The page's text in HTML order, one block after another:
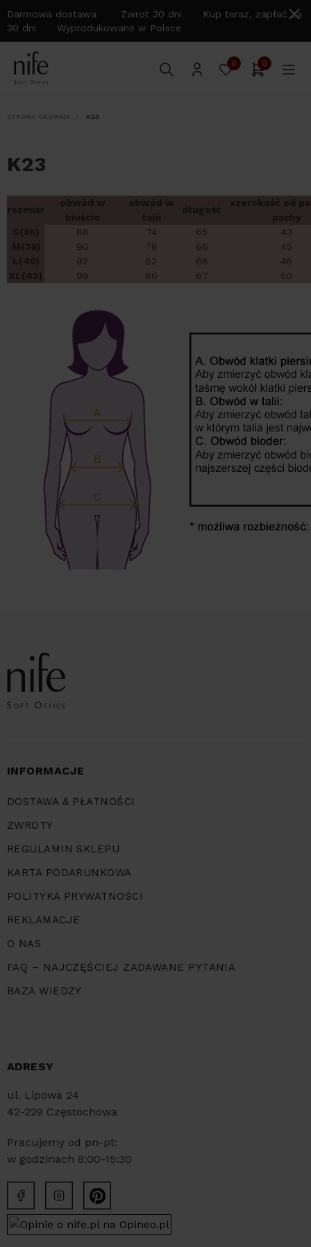
Darmowa dostawa Zwrot 30 dni Kup teraz, zapłać za
30 dni Wyprodukowane w Polsce
0 0
STRONA GŁÓWNA K23
K23
rozmiar
obwód w
biuście
obwód w
talii
długość
szerokość od
pachy
S(36)
88 74 65
43
M(38)
90 78 66
45
L(40)
92 82 66
46
XL(42)
98 86 67 50
INFORMACJE
DOSTAWA & PŁATNOŚCI
ZWROTY
REGULAMIN SKLEPU
KARTA PODARUNKOWA
POLITYKA PRYWATNOŚCI
REKLAMACJE
O NAS
FAQ – NAJCZĘŚCIEJ ZADAWANE PYTANIA
BAZA WIEDZY
ADRESY
ul. Lipowa 24
42-229 Częstochowa
Pracujemy od pn-pt:
w godzinach 8:00-15:30